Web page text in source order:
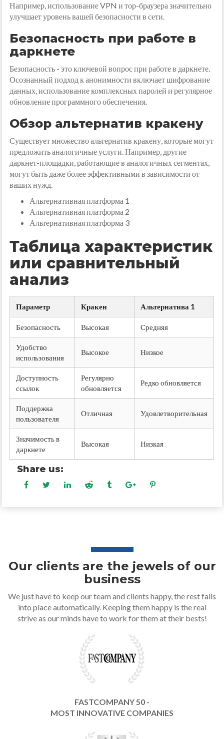
Например, использование VPN и тор-браузера значительно
улучшает уровень вашей безопасности в сети.
Безопасность при работе в
даркнете
Безопасность - это ключевой вопрос при работе в даркнете.
Осознанный подход к анонимности включает шифрование
данных, использование комплексных паролей и регулярное
обновление программного обеспечения.
Обзор альтернатив кракену
Существует множество альтернатив кракену, которые могут
предложить аналогичные услуги. Например, другие
даркнет-площадки, работающие в аналогичных сегментах,
могут быть даже более эффективными в зависимости от
ваших нужд.
Альтернативная платформа 1
Альтернативная платформа 2
Альтернативная платформа 3
Таблица характеристик
или сравнительный
анализ
Параметр Кракен Альтернатива 1
Безопасность Высокая Средняя
Удобство
использования
Высокое Низкое
Доступность
ссылок
Регулярно
обновляется
Редко обновляется
Поддержка
пользователя
Отличная Удовлетворительная
Значимость в
даркнете
Высокая Низкая
Share us:
Our clients are the jewels of our
business
We just have to keep our team and clients happy, the rest falls
into place automatically. Keeping them happy is the real
strive as our minds have to work for them at their bests!
FASTCOMPANY 50 -
MOST INNOVATIVE COMPANIES